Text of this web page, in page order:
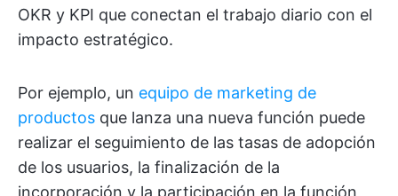
OKR y KPI que conectan el trabajo diario con el
impacto estratégico.
Por ejemplo, un equipo de marketing de
productos que lanza una nueva función puede
realizar el seguimiento de las tasas de adopción
de los usuarios, la finalización de la
incorporación y la participación en la función